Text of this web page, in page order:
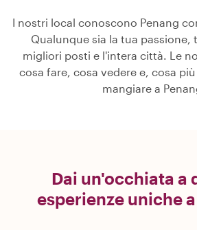
I nostri local conoscono Penang
Qualunque sia la tua passione,
migliori posti e l'intera città. Le
cosa fare, cosa vedere e, cosa
mangiare a
Dai un'occhiata a
esperienze uniche